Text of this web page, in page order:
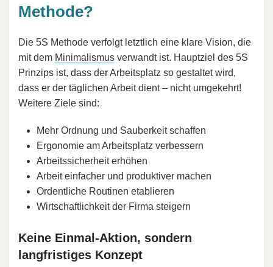
Methode?
Die 5S Methode verfolgt letztlich eine klare Vision, die
mit dem Minimalismus verwandt ist. Hauptziel des 5S
Prinzips ist, dass der Arbeitsplatz so gestaltet wird,
dass er der täglichen Arbeit dient – nicht umgekehrt!
Weitere Ziele sind:
Mehr Ordnung und Sauberkeit schaffen
Ergonomie am Arbeitsplatz verbessern
Arbeitssicherheit erhöhen
Arbeit einfacher und produktiver machen
Ordentliche Routinen etablieren
Wirtschaftlichkeit der Firma steigern
Keine Einmal-Aktion, sondern
langfristiges Konzept